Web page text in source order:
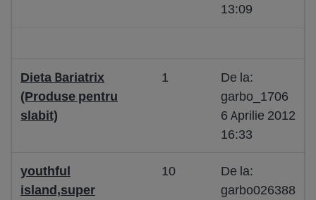
13:09
Dieta Bariatrix
(Produse pentru
slabit)
1
De la:
garbo_1706
6 Aprilie 2012
16:33
youthful
island,super
10
De la:
garbo026388